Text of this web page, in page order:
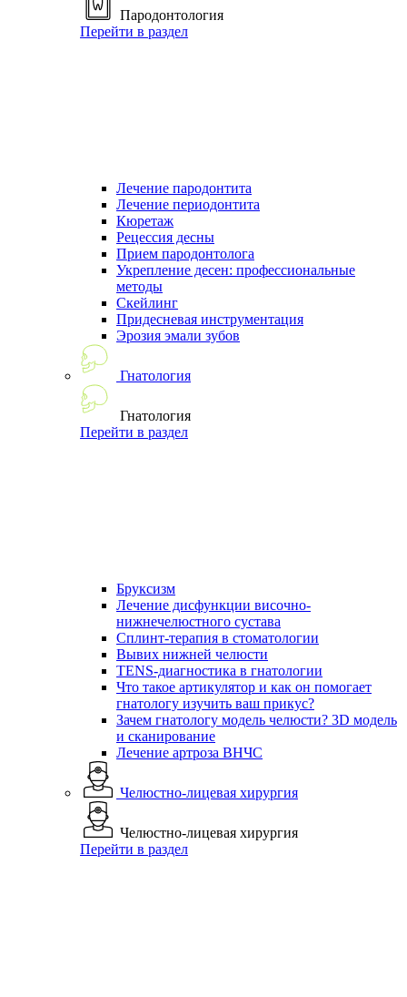
Пародонтология
Перейти в раздел
Лечение пародонтита
Лечение периодонтита
Кюретаж
Рецессия десны
Прием пародонтолога
Укрепление десен: профессиональные
методы
Скейлинг
Придесневая инструментация
Эрозия эмали зубов
Гнатология
Гнатология
Перейти в раздел
Бруксизм
Лечение дисфункции височно-
нижнечелюстного сустава
Сплинт-терапия в стоматологии
Вывих нижней челюсти
TENS-диагностика в гнатологии
Что такое артикулятор и как он помогает
гнатологу изучить ваш прикус?
Зачем гнатологу модель челюсти? 3D модель
и сканирование
Лечение артроза ВНЧС
Челюстно-лицевая хирургия
Челюстно-лицевая хирургия
Перейти в раздел